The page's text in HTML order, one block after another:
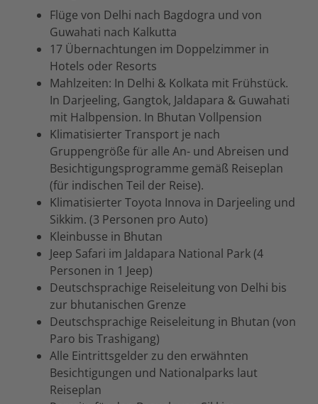
Flüge von Delhi nach Bagdogra und von
Guwahati nach Kalkutta
17 Übernachtungen im Doppelzimmer in
Hotels oder Resorts
Mahlzeiten: In Delhi & Kolkata mit Frühstück.
In Darjeeling, Gangtok, Jaldapara & Guwahati
mit Halbpension. In Bhutan Vollpension
Klimatisierter Transport je nach
Gruppengröße für alle An- und Abreisen und
Besichtigungsprogramme gemäß Reiseplan
(für indischen Teil der Reise).
Klimatisierter Toyota Innova in Darjeeling und
Sikkim. (3 Personen pro Auto)
Kleinbusse in Bhutan
Jeep Safari im Jaldapara National Park (4
Personen in 1 Jeep)
Deutschsprachige Reiseleitung von Delhi bis
zur bhutanischen Grenze
Deutschsprachige Reiseleitung in Bhutan (von
Paro bis Trashigang)
Alle Eintrittsgelder zu den erwähnten
Besichtigungen und Nationalparks laut
Reiseplan